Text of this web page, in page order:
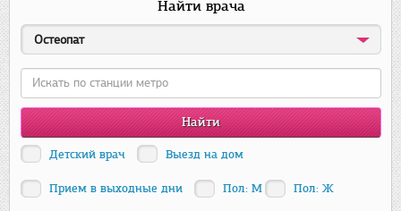
Лекарства
Акции
Услуги
Новосибирск
Найти врача
Остеопат
Детский врач Выезд на дом
Прием в выходные дни Пол: М Пол: Ж